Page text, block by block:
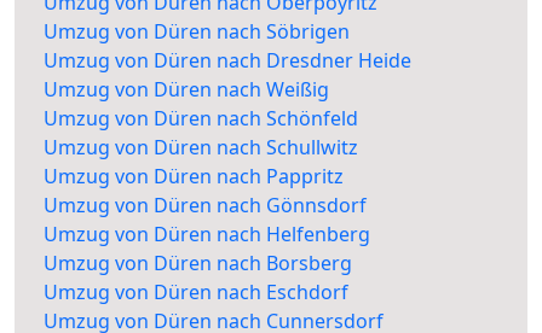
Umzug von Düren nach Söbrigen
Umzug von Düren nach Dresdner Heide
Umzug von Düren nach Weißig
Umzug von Düren nach Schönfeld
Umzug von Düren nach Schullwitz
Umzug von Düren nach Pappritz
Umzug von Düren nach Gönnsdorf
Umzug von Düren nach Helfenberg
Umzug von Düren nach Borsberg
Umzug von Düren nach Eschdorf
Umzug von Düren nach Cunnersdorf